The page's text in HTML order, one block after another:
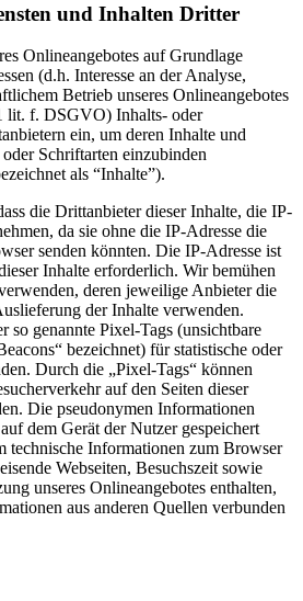
und Inhalten Dritter
Onlineangebotes auf Grundlage
(d.h. Interesse an der Analyse,
Betrieb unseres Onlineangebotes
lit. f. DSGVO) Inhalts- oder
ein, um deren Inhalte und
Schriftarten einzubinden
als “Inhalte”).
die Drittanbieter dieser Inhalte, die IP-
da sie ohne die IP-Adresse die
senden könnten. Die IP-Adresse ist
Inhalte erforderlich. Wir bemühen
deren jeweilige Anbieter die
der Inhalte verwenden.
so genannte Pixel-Tags (unsichtbare
bezeichnet) für statistische oder
Durch die „Pixel-Tags“ können
auf den Seiten dieser
Die pseudonymen Informationen
dem Gerät der Nutzer gespeichert
technische Informationen zum Browser
Webseiten, Besuchszeit sowie
unseres Onlineangebotes enthalten,
aus anderen Quellen verbunden